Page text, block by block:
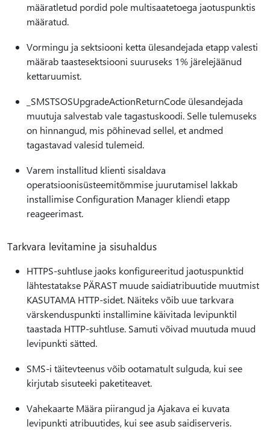
määratletud pordid pole multisaatetoega jaotuspunktis
määratud.
Vormingu ja sektsiooni ketta ülesandejada etapp valesti
määrab taastesektsiooni suuruseks 1% järelejäänud
kettaruumist.
_SMSTSOSUpgradeActionReturnCode ülesandejada
muutuja salvestab vale tagastuskoodi. Selle tulemuseks
on hinnangud, mis põhinevad sellel, et andmed
tagastavad valesid tulemeid.
Varem installitud klienti sisaldava
operatsioonisüsteemitõmmise juurutamisel lakkab
installimise Configuration Manager kliendi etapp
reageerimast.
Tarkvara levitamine ja sisuhaldus
HTTPS-suhtluse jaoks konfigureeritud jaotuspunktid
lähtestatakse PÄRAST muude saidiatribuutide muutmist
KASUTAMA HTTP-sidet. Näiteks võib uue tarkvara
värskenduspunkti installimine käivitada levipunktil
taastada HTTP-suhtluse. Samuti võivad muutuda muud
levipunkti sätted.
SMS-i täitevteenus võib ootamatult sulguda, kui see
kirjutab sisuteeki paketiteavet.
Vahekaarte Määra piirangud ja Ajakava ei kuvata
levipunkti atribuutides, kui see asub saidiserveris.